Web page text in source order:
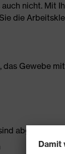
auch nicht. Mit
die
Gewebe
abgedeckt